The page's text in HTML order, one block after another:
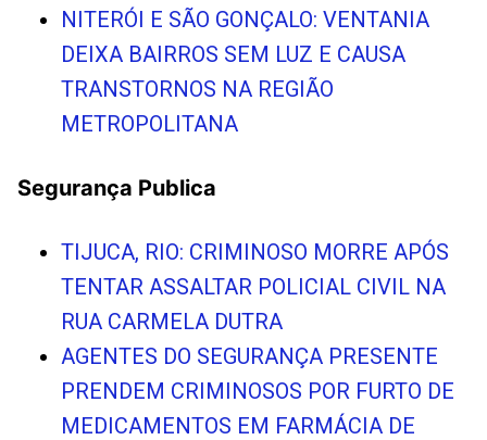
NITERÓI E SÃO GONÇALO: VENTANIA
DEIXA BAIRROS SEM LUZ E CAUSA
TRANSTORNOS NA REGIÃO
METROPOLITANA
Segurança Publica
TIJUCA, RIO: CRIMINOSO MORRE APÓS
TENTAR ASSALTAR POLICIAL CIVIL NA
RUA CARMELA DUTRA
AGENTES DO SEGURANÇA PRESENTE
PRENDEM CRIMINOSOS POR FURTO DE
MEDICAMENTOS EM FARMÁCIA DE